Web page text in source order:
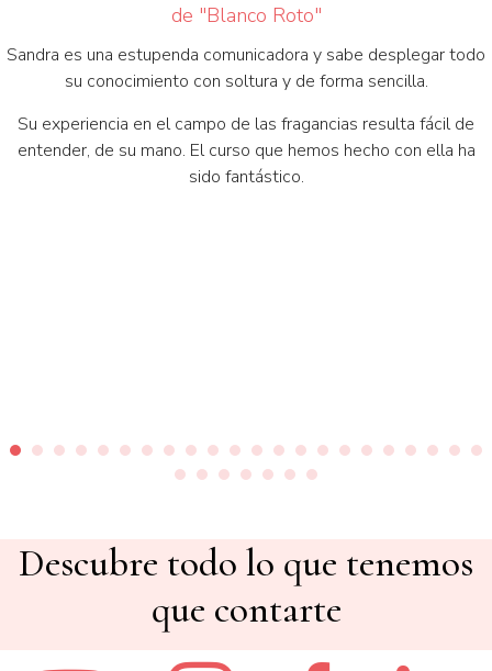
de "Blanco Roto"
Sandra es una estupenda comunicadora y sabe desplegar todo
su conocimiento con soltura y de forma sencilla.
Su experiencia en el campo de las fragancias resulta fácil de
entender, de su mano. El curso que hemos hecho con ella ha
sido fantástico.
Descubre todo lo que tenemos
que contarte